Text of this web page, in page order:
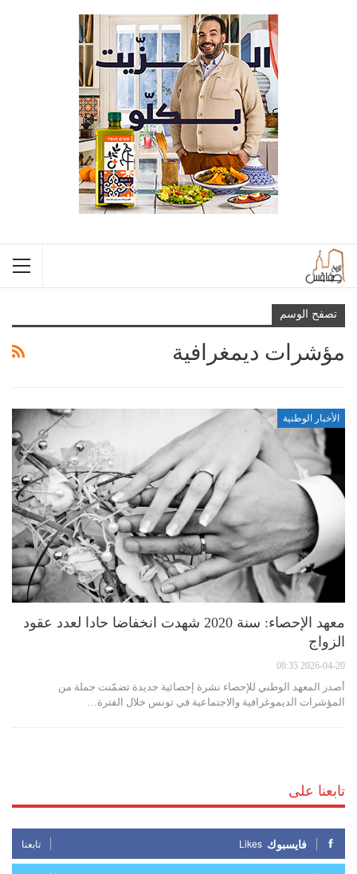
تصفح الوسم
مؤشرات ديمغرافية
الأخبار الوطنية
معهد الإحصاء: سنة 2020 شهدت انخفاضا حادا لعدد عقود
الزواج
2026-04-20 08:35
أصدر المعهد الوطني للإحصاء نشرة إحصائية جديدة تضمّنت جملة من
المؤشرات الديموغرافية والاجتماعية في تونس خلال الفترة…
تابعنا على
فايسبوك Likes تابعنا